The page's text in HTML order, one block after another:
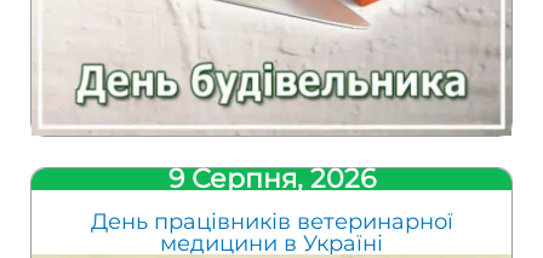
9 Серпня, 2026
День працівників ветеринарної
медицини в Україні